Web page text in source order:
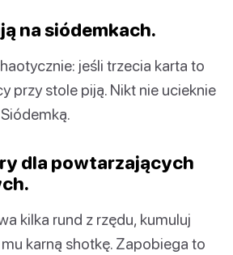
na siódemkach.
jeśli trzecia karta to
przy stole piją. Nikt nie ucieknie
dla powtarzających
kilka rund z rzędu, kumuluj
karną shotkę. Zapobiega to